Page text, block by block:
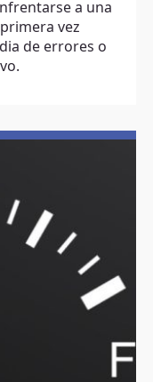
a una
vez
de errores o